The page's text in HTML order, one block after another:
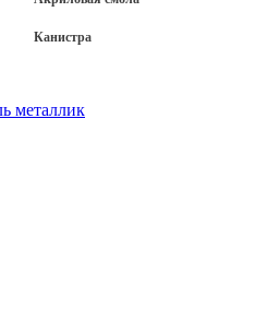
Канистра
металлик